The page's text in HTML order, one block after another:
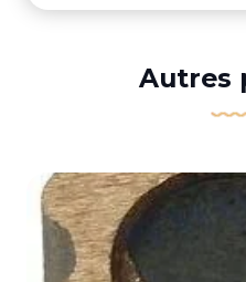
Autres